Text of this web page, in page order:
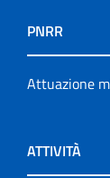
PNRR
Attuazione
ATTIVITÀ